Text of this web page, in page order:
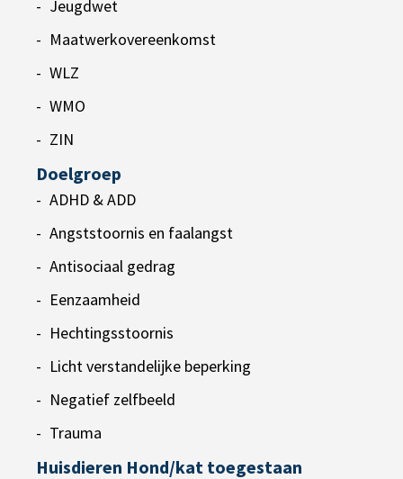
Jeugdwet
Maatwerkovereenkomst
WLZ
WMO
ZIN
Doelgroep
ADHD & ADD
Angststoornis en faalangst
Antisociaal gedrag
Eenzaamheid
Hechtingsstoornis
Licht verstandelijke beperking
Negatief zelfbeeld
Trauma
Huisdieren Hond/kat toegestaan